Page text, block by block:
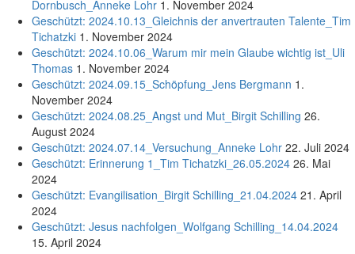
Dornbusch_Anneke Lohr 1. November 2024
Geschützt: 2024.10.13_Gleichnis der anvertrauten Talente_Tim
Tichatzki 1. November 2024
Geschützt: 2024.10.06_Warum mir mein Glaube wichtig ist_Uli
Thomas 1. November 2024
Geschützt: 2024.09.15_Schöpfung_Jens Bergmann 1.
November 2024
Geschützt: 2024.08.25_Angst und Mut_Birgit Schilling 26.
August 2024
Geschützt: 2024.07.14_Versuchung_Anneke Lohr 22. Juli 2024
Geschützt: Erinnerung 1_Tim Tichatzki_26.05.2024 26. Mai
2024
Geschützt: Evangilisation_Birgit Schilling_21.04.2024 21. April
2024
Geschützt: Jesus nachfolgen_Wolfgang Schilling_14.04.2024
15. April 2024